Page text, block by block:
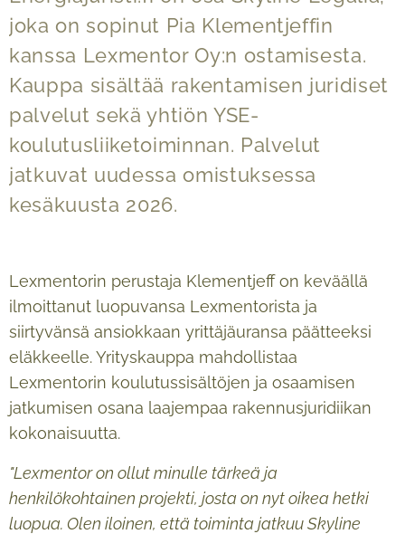
joka on sopinut Pia Klementjeffin
kanssa Lexmentor Oy:n ostamisesta.
Kauppa sisältää rakentamisen juridiset
palvelut sekä yhtiön YSE-
koulutusliiketoiminnan. Palvelut
jatkuvat uudessa omistuksessa
kesäkuusta 2026.
Lexmentorin perustaja Klementjeff on keväällä
ilmoittanut luopuvansa Lexmentorista ja
siirtyvänsä ansiokkaan yrittäjäuransa päätteeksi
eläkkeelle. Yrityskauppa mahdollistaa
Lexmentorin koulutussisältöjen ja osaamisen
jatkumisen osana laajempaa rakennusjuridiikan
kokonaisuutta.
"Lexmentor on ollut minulle tärkeä ja
henkilökohtainen projekti, josta on nyt oikea hetki
luopua. Olen iloinen, että toiminta jatkuu Skyline